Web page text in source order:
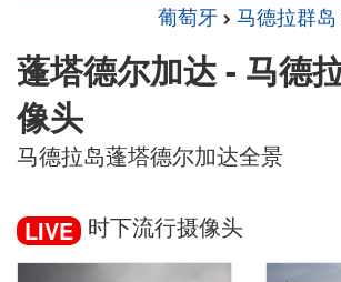
葡萄牙 马德拉群岛
蓬塔德尔加达 - 马德
像头
马德拉岛蓬塔德尔加达全景
LIVE 时下流行摄像头